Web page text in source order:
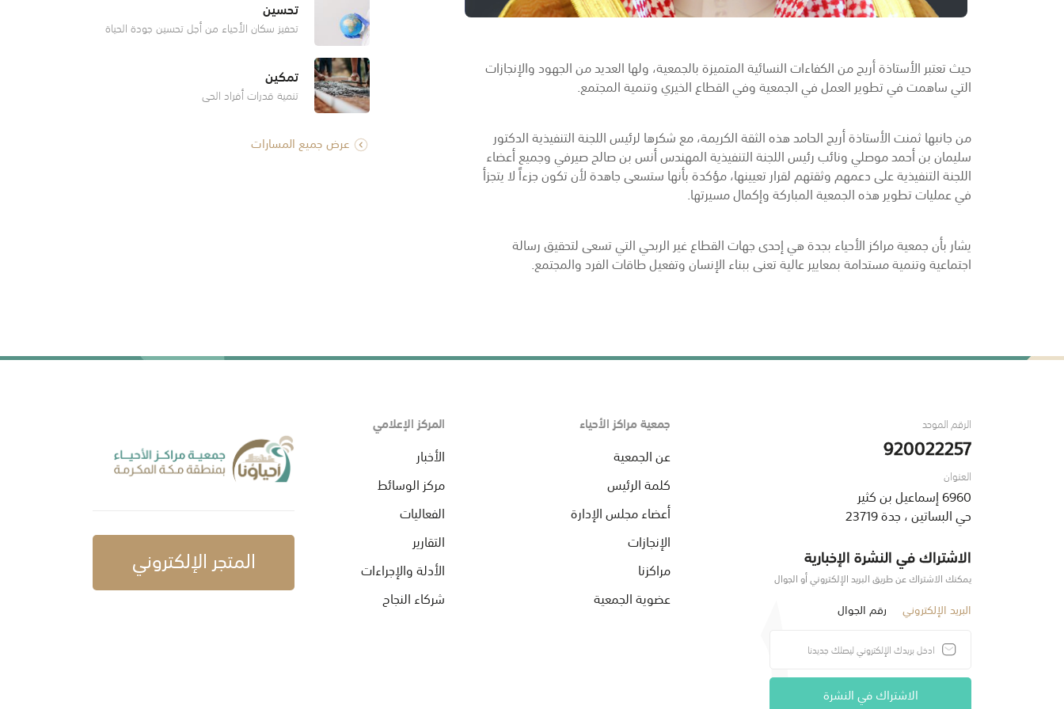
حيث تعتبر الأستاذة أريج من الكفاءات النسائية المتميزة بالجمعية، ولها العديد من الجهود والإنجازات
التي ساهمت في تطوير العمل في الجمعية وفي القطاع الخيري وتنمية المجتمع.
من جانبها ثمنت الأستاذة أريج الحامد هذه الثقة الكريمة، مع شكرها لرئيس اللجنة التنفيذية الدكتور
سليمان بن أحمد موصلي ونائب رئيس اللجنة التنفيذية المهندس أنس بن صالح صيرفي وجميع أعضاء
اللجنة التنفيذية على دعمهم وثقتهم لقرار تعيينها، مؤكدة بأنها ستسعى جاهدة لأن تكون جزءاً لا يتجزأ
في عمليات تطوير هذه الجمعية المباركة وإكمال مسيرتها.
يشار بأن جمعية مراكز الأحياء بجدة هي إحدى جهات القطاع غير الربحي التي تسعى لتحقيق رسالة
اجتماعية وتنمية مستدامة بمعايير عالية تعنى ببناء الإنسان وتفعيل طاقات الفرد والمجتمع.
تحسين
تحفيز سكان الأحياء من أجل تحسين جودة الحياة
تمكين
تنمية قدرات أفراد الحي
عرض جميع المسارات
الرقم الموحد
920022257
العنوان
6960 إسماعيل بن كثير
حي البساتين ، جدة 23719
الاشتراك في النشرة الإخبارية
يمكنك الاشتراك عن طريق البريد الإلكتروني أو الجوال
البريد الإلكتروني رقم الجوال
الاشتراك في النشرة
جمعية مراكز الأحياء
عن الجمعية
كلمة الرئيس
أعضاء مجلس الإدارة
الإنجازات
مراكزنا
عضوية الجمعية
المركز الإعلامي
الأخبار
مركز الوسائط
الفعاليات
التقارير
الأدلة والإجراءات
شركاء النجاح
المتجر الإلكتروني